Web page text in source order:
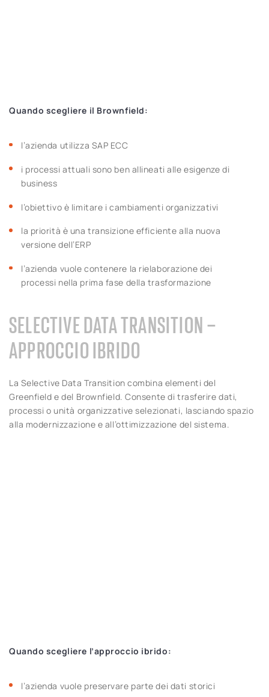
Quando scegliere il Brownfield:
l’azienda utilizza SAP ECC
i processi attuali sono ben allineati alle esigenze di
business
l’obiettivo è limitare i cambiamenti organizzativi
la priorità è una transizione efficiente alla nuova
versione dell’ERP
l’azienda vuole contenere la rielaborazione dei
processi nella prima fase della trasformazione
SELECTIVE DATA TRANSITION –
APPROCCIO IBRIDO
La Selective Data Transition combina elementi del
Greenfield e del Brownfield. Consente di trasferire dati,
processi o unità organizzative selezionati, lasciando spazio
alla modernizzazione e all’ottimizzazione del sistema.
Quando scegliere l’approccio ibrido:
l’azienda vuole preservare parte dei dati storici